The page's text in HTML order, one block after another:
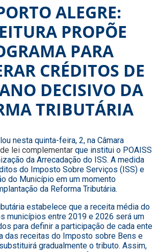
ALEGRE:
PROPÕE
PARA
CRÉDITOS DE
DECISIVO DA
TRIBUTÁRIA
nesta quinta-feira, 2, na Câmara
lei complementar que institui o POAISS
da Arrecadação do ISS. A medida
do Imposto Sobre Serviços (ISS) e
do Município em um momento
da Reforma Tributária.
estabelece que a receita média do
municípios entre 2019 e 2026 será um
para definir a participação de cada ente
das receitas do Imposto sobre Bens e
gradualmente o tributo. Assim,